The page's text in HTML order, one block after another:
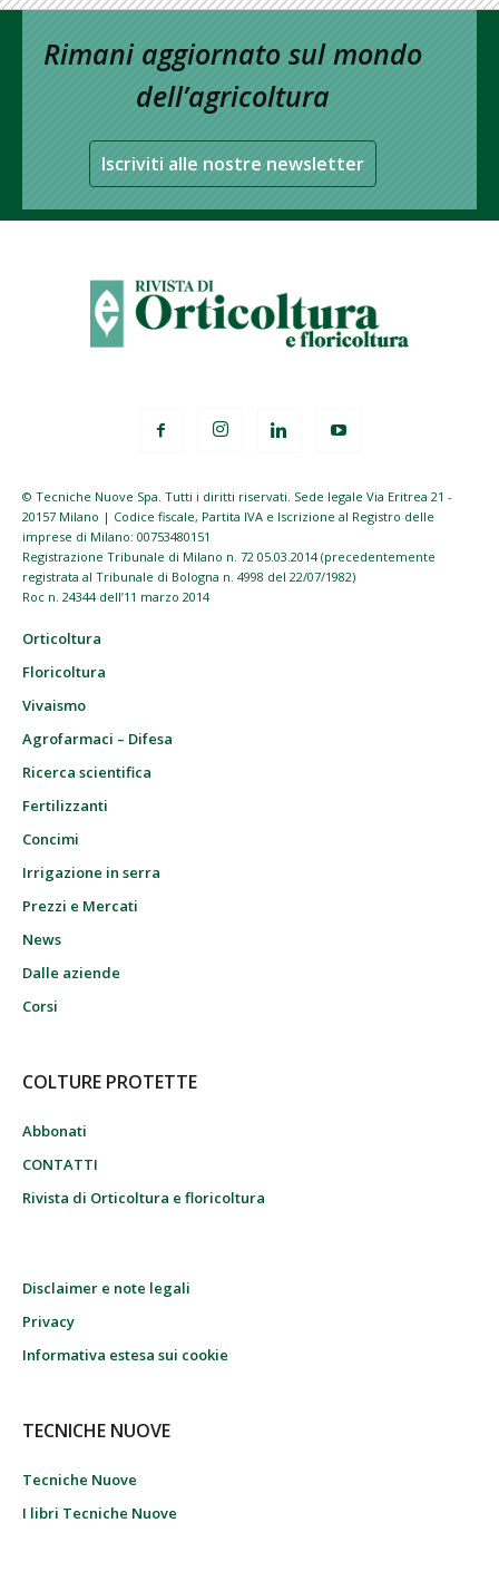
Rimani aggiornato sul mondo
dell’agricoltura
Iscriviti alle nostre newsletter
© Tecniche Nuove Spa. Tutti i diritti riservati. Sede legale Via Eritrea 21 -
20157 Milano | Codice fiscale, Partita IVA e Iscrizione al Registro delle
imprese di Milano: 00753480151
Registrazione Tribunale di Milano n. 72 05.03.2014 (precedentemente
registrata al Tribunale di Bologna n. 4998 del 22/07/1982)
Roc n. 24344 dell’11 marzo 2014
Orticoltura
Floricoltura
Vivaismo
Agrofarmaci – Difesa
Ricerca scientifica
Fertilizzanti
Concimi
Irrigazione in serra
Prezzi e Mercati
News
Dalle aziende
Corsi
COLTURE PROTETTE
Abbonati
CONTATTI
Rivista di Orticoltura e floricoltura
Disclaimer e note legali
Privacy
Informativa estesa sui cookie
TECNICHE NUOVE
Tecniche Nuove
I libri Tecniche Nuove